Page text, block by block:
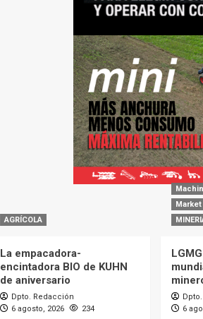
AGRÍCOLA
La empacadora-
encintadora BIO de KUHN
de aniversario
Dpto. Redacción
6 agosto, 2026
234
6